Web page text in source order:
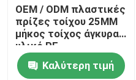
OEM / ODM πλαστικές
πρίζες τοίχου 25MM
μήκος τοίχος άγκυρα
υλικό PE
Καλύτερη τιμή